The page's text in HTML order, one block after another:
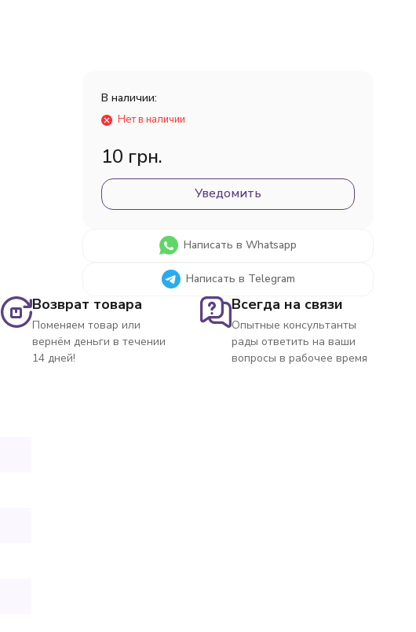
В наличии:
Нет в наличии
10 грн.
Уведомить
Написать в Whatsapp
Написать в Telegram
Возврат товара
Поменяем товар или
вернём деньги в течении
14 дней!
Всегда на связи
Опытные консультанты
рады ответить на ваши
вопросы в рабочее время